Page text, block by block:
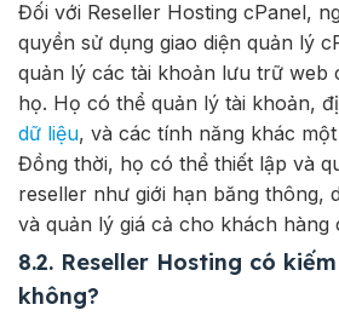
Đối với Reseller Hosting cPanel,
quyền sử dụng giao diện quản lý
quản lý các tài khoản lưu trữ web
họ. Họ có thể quản lý tài khoản,
dữ liệu, và các tính năng khác
Đồng thời, họ có thể thiết lập và
reseller như giới hạn băng thông,
và quản lý giá cả cho khách hàng
8.2. Reseller Hosting có
không?